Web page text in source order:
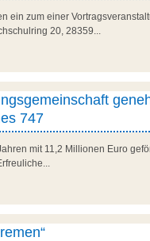
ein zum einer
20, 28359...
747
mit 11,2 Millionen Euro